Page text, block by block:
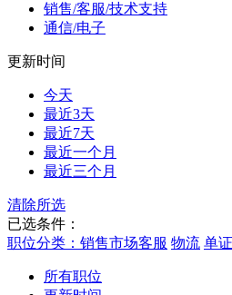
销售/客服/技术支持
通信/电子
更新时间
今天
最近3天
最近7天
最近一个月
最近三个月
清除所选
已选条件：
职位分类：销售市场客服 物流 单
所有职位